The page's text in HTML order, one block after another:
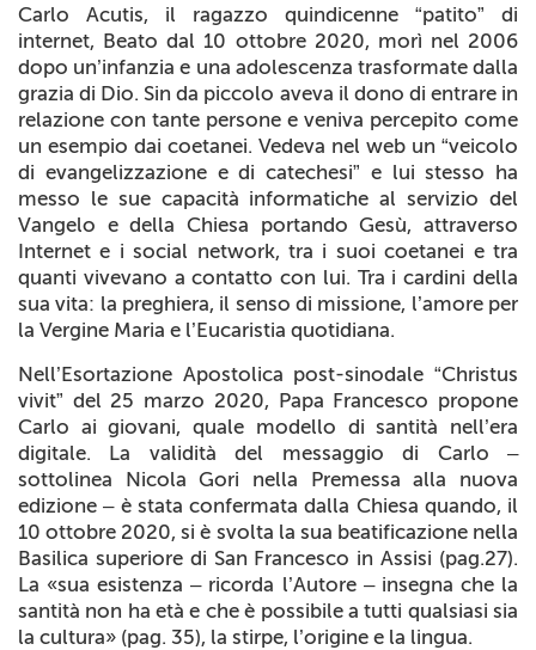
Carlo Acutis, il ragazzo quindicenne “patito” di
internet, Beato dal 10 ottobre 2020, morì nel 2006
dopo un’infanzia e una adolescenza trasformate dalla
grazia di Dio. Sin da piccolo aveva il dono di entrare in
relazione con tante persone e veniva percepito come
un esempio dai coetanei. Vedeva nel web un “veicolo
di evangelizzazione e di catechesi” e lui stesso ha
messo le sue capacità informatiche al servizio del
Vangelo e della Chiesa portando Gesù, attraverso
Internet e i social network, tra i suoi coetanei e tra
quanti vivevano a contatto con lui. Tra i cardini della
sua vita: la preghiera, il senso di missione, l’amore per
la Vergine Maria e l’Eucaristia quotidiana.
Nell’Esortazione Apostolica post-sinodale “Christus
vivit” del 25 marzo 2020, Papa Francesco propone
Carlo ai giovani, quale modello di santità nell’era
digitale. La validità del messaggio di Carlo –
sottolinea Nicola Gori nella Premessa alla nuova
edizione – è stata confermata dalla Chiesa quando, il
10 ottobre 2020, si è svolta la sua beatificazione nella
Basilica superiore di San Francesco in Assisi (pag.27).
La «sua esistenza – ricorda l’Autore – insegna che la
santità non ha età e che è possibile a tutti qualsiasi sia
la cultura» (pag. 35), la stirpe, l’origine e la lingua.